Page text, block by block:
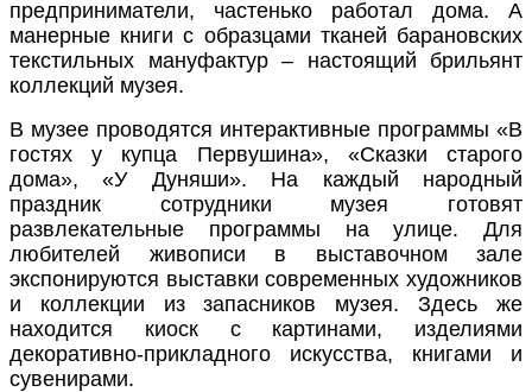
предприниматели, частенько работал дома. А
манерные книги с образцами тканей барановских
текстильных мануфактур – настоящий брильянт
коллекций музея.
В музее проводятся интерактивные программы «В
гостях у купца Первушина», «Сказки старого
дома», «У Дуняши». На каждый народный
праздник сотрудники музея готовят
развлекательные программы на улице. Для
любителей живописи в выставочном зале
экспонируются выставки современных художников
и коллекции из запасников музея. Здесь же
находится киоск с картинами, изделиями
декоративно-прикладного искусства, книгами и
сувенирами.